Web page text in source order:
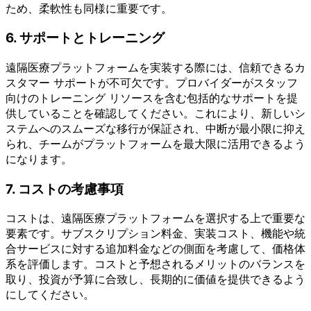
ため、柔軟性も同様に重要です。
6. サポートとトレーニング
遠隔医療プラットフォームを実装する際には、信頼できるカ
スタマー サポートが不可欠です。プロバイダーがスタッフ
向けのトレーニング リソースを含む包括的なサポートを提
供していることを確認してください。これにより、新しいシ
ステムへのスムーズな移行が保証され、中断が最小限に抑え
られ、チームがプラットフォームを最大限に活用できるよう
になります。
7. コストの考慮事項
コストは、遠隔医療プラットフォームを選択する上で重要な
要素です。サブスクリプション料金、実装コスト、機能や統
合サービスに対する追加料金などの側面を考慮して、価格体
系を評価します。コストと予想されるメリットのバランスを
取り、投資が予算に合致し、長期的に価値を提供できるよう
にしてください。